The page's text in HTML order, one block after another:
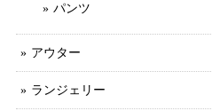
パンツ
アウター
ランジェリー